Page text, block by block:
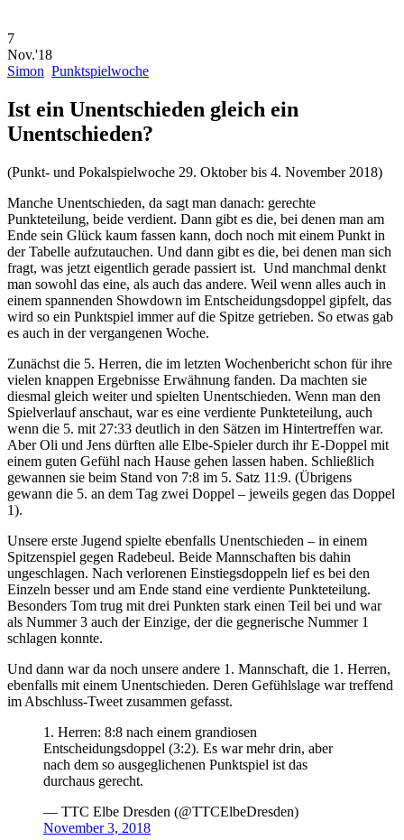
7
Nov.'18
Simon Punktspielwoche
Ist ein Unentschieden gleich ein
Unentschieden?
(Punkt- und Pokalspielwoche 29. Oktober bis 4. November 2018)
Manche Unentschieden, da sagt man danach: gerechte
Punkteteilung, beide verdient. Dann gibt es die, bei denen man am
Ende sein Glück kaum fassen kann, doch noch mit einem Punkt in
der Tabelle aufzutauchen. Und dann gibt es die, bei denen man sich
fragt, was jetzt eigentlich gerade passiert ist. Und manchmal denkt
man sowohl das eine, als auch das andere. Weil wenn alles auch in
einem spannenden Showdown im Entscheidungsdoppel gipfelt, das
wird so ein Punktspiel immer auf die Spitze getrieben. So etwas gab
es auch in der vergangenen Woche.
Zunächst die 5. Herren, die im letzten Wochenbericht schon für ihre
vielen knappen Ergebnisse Erwähnung fanden. Da machten sie
diesmal gleich weiter und spielten Unentschieden. Wenn man den
Spielverlauf anschaut, war es eine verdiente Punkteteilung, auch
wenn die 5. mit 27:33 deutlich in den Sätzen im Hintertreffen war.
Aber Oli und Jens dürften alle Elbe-Spieler durch ihr E-Doppel mit
einem guten Gefühl nach Hause gehen lassen haben. Schließlich
gewannen sie beim Stand von 7:8 im 5. Satz 11:9. (Übrigens
gewann die 5. an dem Tag zwei Doppel – jeweils gegen das Doppel
1).
Unsere erste Jugend spielte ebenfalls Unentschieden – in einem
Spitzenspiel gegen Radebeul. Beide Mannschaften bis dahin
ungeschlagen. Nach verlorenen Einstiegsdoppeln lief es bei den
Einzeln besser und am Ende stand eine verdiente Punkteteilung.
Besonders Tom trug mit drei Punkten stark einen Teil bei und war
als Nummer 3 auch der Einzige, der die gegnerische Nummer 1
schlagen konnte.
Und dann war da noch unsere andere 1. Mannschaft, die 1. Herren,
ebenfalls mit einem Unentschieden. Deren Gefühlslage war treffend
im Abschluss-Tweet zusammen gefasst.
1. Herren: 8:8 nach einem grandiosen
Entscheidungsdoppel (3:2). Es war mehr drin, aber
nach dem so ausgeglichenen Punktspiel ist das
durchaus gerecht.
— TTC Elbe Dresden (@TTCElbeDresden)
November 3, 2018